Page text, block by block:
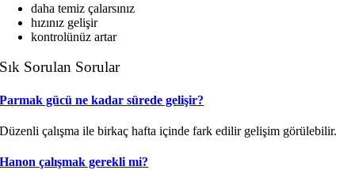
daha temiz çalarsınız
hızınız gelişir
kontrolünüz artar
Sık Sorulan Sorular
Parmak gücü ne kadar sürede gelişir?
Düzenli çalışma ile birkaç hafta içinde fark edilir gelişim görülebilir.
Hanon çalışmak gerekli mi?